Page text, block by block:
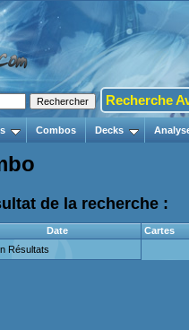
Recherche
Combos Decks
de la recherche :
Date
Cartes
Résultats